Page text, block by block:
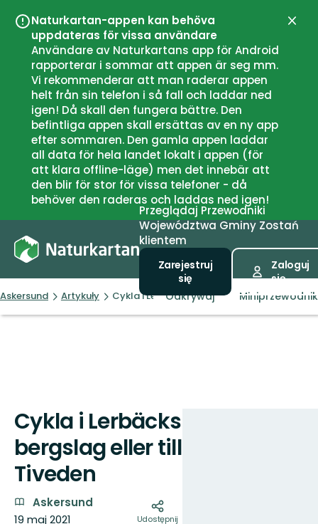
Naturkartan-appen kan behöva
uppdateras för vissa användare
Användare av Naturkartans app för Android
rapporterar i sommar att appen är seg mm.
Vi rekommenderar att man raderar appen
helt från sin telefon i så fall och laddar ned
igen! Då skall den fungera bättre. Den
befintliga appen skall ersättas av en ny app
efter sommaren. Den gamla appen laddar
all data för hela landet lokalt i appen (för
att klara offline-läge) men det innebär att
den blir för stor för vissa telefoner - då
behöver den raderas och laddas ned igen!
Przeglądaj Przewodniki
Województwa Gminy Zostań
klientem
Zarejestruj
się
Zaloguj
się
Askersund Artykuły Cykla i Lerbäcks bergslag eller till Tiveden
Odkrywaj
Cykla i Lerbäcks
bergslag eller till
Tiveden
Askersund
19 maj 2021
Udostępnij